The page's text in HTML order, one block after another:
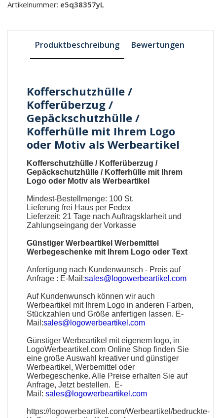
Artikelnummer: e5q38357yL
Produktbeschreibung Bewertungen
Kofferschutzhülle /
Kofferüberzug /
Gepäckschutzhülle /
Kofferhülle mit Ihrem Logo
oder Motiv als Werbeartikel
Kofferschutzhülle / Kofferüberzug /
Gepäckschutzhülle / Kofferhülle mit Ihrem
Logo oder Motiv als Werbeartikel
Mindest-Bestellmenge: 100 St.
Lieferung frei Haus per Fedex
Lieferzeit: 21 Tage nach Auftragsklarheit und
Zahlungseingang der Vorkasse
Günstiger Werbeartikel Werbemittel
Werbegeschenke mit Ihrem Logo oder Text
Anfertigung nach Kundenwunsch - Preis auf
Anfrage : E-Mail:sales@logowerbeartikel.com
Auf Kundenwunsch können wir auch
Werbeartikel mit Ihrem Logo in anderen Farben,
Stückzahlen und Größe anfertigen lassen. E-
Mail:sales@logowerbeartikel.com
Günstiger Werbeartikel mit eigenem logo, in
LogoWerbeartikel.com Online Shop finden Sie
eine große Auswahl kreativer und günstiger
Werbeartikel, Werbemittel oder
Werbegeschenke. Alle Preise erhalten Sie auf
Anfrage, Jetzt bestellen. E-
Mail:sales@logowerbeartikel.com
https://logowerbeartikel.com/Werbeartikel/bedruckte-